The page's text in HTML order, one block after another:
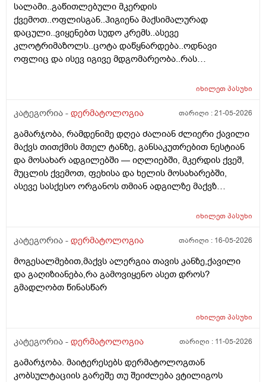
ვარ . ვიღაცამ მითხრა შესაძლოა ეპილაციამ
გააღიაზიანოს და მანდაც გამოვიდესო , შიშმა ამიტანა
. სხვადასხვა ვერსია მესმის , ზოგი ამბობს არანაირი
ახალი კერების გაჩენა , ზოგიც კი პირიქით . იქნებ
თქვენ მითხრათ ღირს გაგრძელება ? რისკი
სალამი..გაწითლებული მკერდის
ქვემოთ..ოფლისგან..ჰიგიენა მაქსიმალურად
დაცული..ვიყენებთ სუდო კრემს..ასევე
კლოტრიმაზოლს..ცოტა დაწყნარდება..ოდნავი
ოფლიც და ისევ იგივე მდგომარეობა..რას
იხილეთპასუხი
კატეგორია - დერმატოლოგია თარიღი :21-05-2026
გამარჯობა, რამდენიმე დღეა ძალიან ძლიერი ქავილი
მაქვს თითქმის მთელ ტანზე, განსაკუთრებით ნესტიან
და მოსახარ ადგილებში — იღლიებში, მკერდის ქვეშ,
მუცლის ქვემოთ, ფეხისა და ხელის მოსახარებში,
ასევე სასქესო ორგანოს თმიან ადგილზე მაქვზ
გაღიზიანება თავზე და ყურებში. ქავილი ზოგჯერ
მაინტერესებს, რისი ბრალი შეიძლება იყოს და რას
მაინც ბრუნდება დროდადრო
იხილეთპასუხი
კატეგორია - დერმატოლოგია თარიღი : 16-05-2026
მოგესალმებით,მაქვს ალერგია თავის კანზე,ქავილი
და გაღიზიანება,რა გამოვიყენო ასეთ დროს?
გმადლობთ წინასწარ
იხილეთპასუხი
კატეგორია - დერმატოლოგია თარიღი : 11-05-2026
გამარჯობა. მაიტერესებს დერმატოლოგთან
კობსულტაციის გარეშე თუ შეიძლება ვტილიგოს